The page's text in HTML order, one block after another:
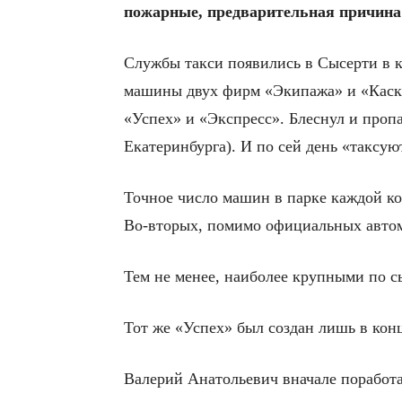
пожарные, предварительная
Службы такси появились в Сысерти в
машины двух фирм «Экипажа» и
«Успех» и «Экспресс». Блеснул и
Екатеринбурга). И по сей день
Точное число машин в парке каждой
Во-вторых, помимо официальных
Тем не менее, наиболее крупными по
Тот же «Успех» был создан лишь в
Валерий Анатольевич вначале